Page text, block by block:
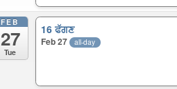
FEB
27
Tue
16 ਫੱਗਣ
Feb 27 all-day